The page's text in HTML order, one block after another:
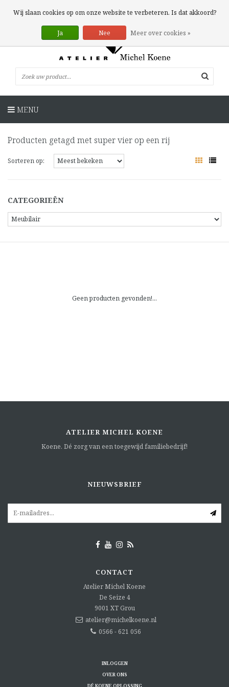
0 Artikelen
MENU
Producten getagd met super vier op een rij
Sorteren op:
CATEGORIEËN
Geen producten gevonden!...
ATELIER MICHEL KOENE
Koene. Dé zorg van een toegewijd familiebedrijf!
NIEUWSBRIEF
CONTACT
Atelier Michel Koene
De Seize 4
9001 XT Grou
atelier@michelkoene.nl
0566 - 621 056
INLOGGEN
OVER ONS
DÉ KOENE OPLOSSING
Wij slaan cookies op om onze website te verbeteren. Is dat akkoord?
Ja Nee Meer over cookies »